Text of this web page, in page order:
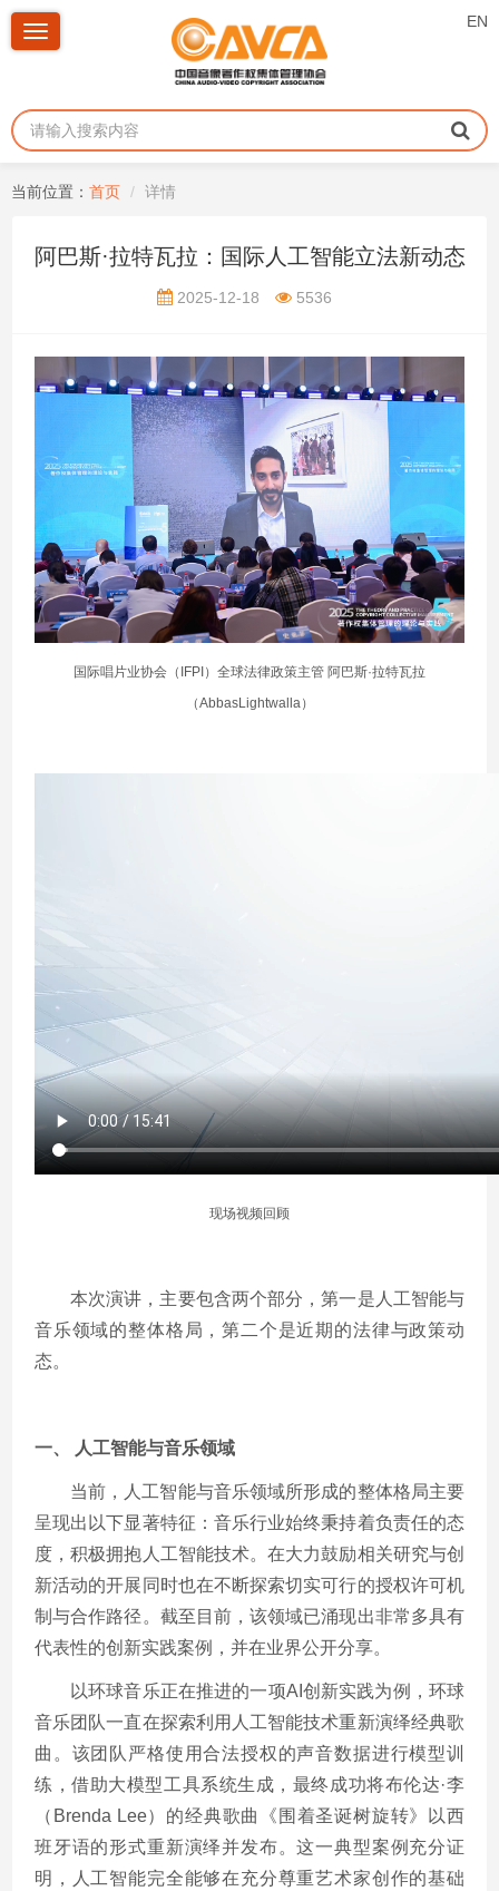
EN
Toggle
当前位置： 首页 详情
阿巴斯·拉特瓦拉：国际人工智能立法新动态
2025-12-18 5536
国际唱片业协会（IFPI）全球法律政策主管 阿巴斯·拉特瓦拉
（AbbasLightwalla）
现场视频回顾
本次演讲，主要包含两个部分，第一是人工智能与
音乐领域的整体格局，第二个是近期的法律与政策动
态。
一、 人工智能与音乐领域
当前，人工智能与音乐领域所形成的整体格局主要
呈现出以下显著特征：音乐行业始终秉持着负责任的态
度，积极拥抱人工智能技术。在大力鼓励相关研究与创
新活动的开展同时也在不断探索切实可行的授权许可机
制与合作路径。截至目前，该领域已涌现出非常多具有
代表性的创新实践案例，并在业界公开分享。
以环球音乐正在推进的一项AI创新实践为例，环球
音乐团队一直在探索利用人工智能技术重新演绎经典歌
曲。该团队严格使用合法授权的声音数据进行模型训
练，借助大模型工具系统生成，最终成功将布伦达·李
（Brenda Lee）的经典歌曲《围着圣诞树旋转》以西
班牙语的形式重新演绎并发布。这一典型案例充分证
明，人工智能完全能够在充分尊重艺术家创作的基础